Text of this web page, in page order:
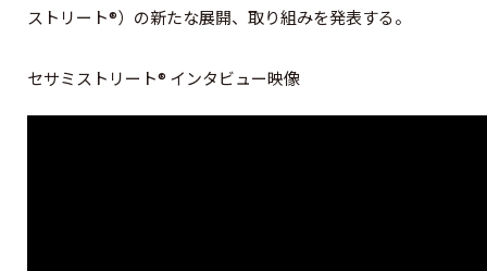
ストリート®）の新たな展開、取り組みを発表する。
セサミストリート® インタビュー映像